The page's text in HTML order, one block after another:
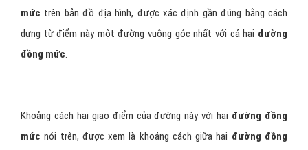
mức trên bản đồ địa hình, được xác định gần đúng bằng cách
dựng từ điểm này một đường vuông góc nhất với cả hai đường
đồng mức.
Khoảng cách hai giao điểm của đường này với hai đường đồng
mức nói trên, được xem là khoảng cách giữa hai đường đồng